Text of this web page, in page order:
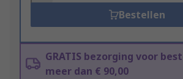
Bestellen
GRATIS bezorging voor
meer dan € 90,00